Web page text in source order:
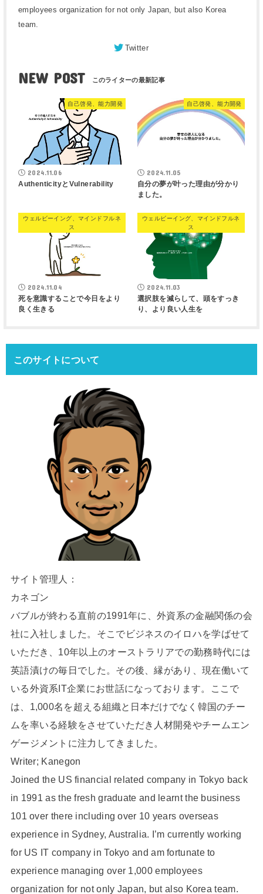
employees organization for not only Japan, but also Korea
team.
Twitter
NEW POST
自己啓発、能力開発
2024.11.06
AuthenticityとVulnerability
自己啓発、能力開発
2024.11.05
自分の夢が叶った理由が分かり
ました。
ウェルビーイング、マインドフルネ
ス
2024.11.04
死を意識することで今日をより
良く生きる
ウェルビーイング、マインドフルネ
ス
2024.11.03
選択肢を減らして、頭をすっき
り、より良い人生を
このサイトについて
サイト管理人：
カネゴン
バブルが終わる直前の1991年に、外資系の金融関係の会
社に入社しました。そこでビジネスのイロハを学ばせて
いただき、10年以上のオーストラリアでの勤務時代には
英語漬けの毎日でした。その後、縁があり、現在働いて
いる外資系IT企業にお世話になっております。ここで
は、1,000名を超える組織と日本だけでなく韓国のチー
ムを率いる経験をさせていただき人材開発やチームエン
ゲージメントに注力してきました。
Writer; Kanegon
Joined the US financial related company in Tokyo back
in 1991 as the fresh graduate and learnt the business
101 over there including over 10 years overseas
experience in Sydney, Australia. I’m currently working
for US IT company in Tokyo and am fortunate to
experience managing over 1,000 employees
organization for not only Japan, but also Korea team.